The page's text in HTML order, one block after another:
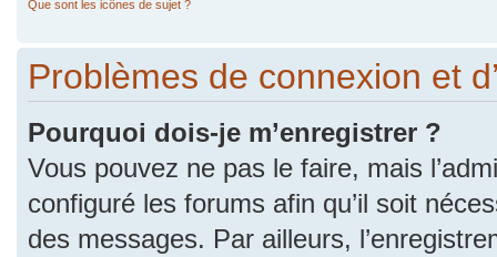
Que sont les icônes de sujet ?
Problèmes de connexion et
Pourquoi dois-je m’enregistrer ?
Vous pouvez ne pas le faire, mais
configuré les forums afin qu’il soit
des messages. Par ailleurs,